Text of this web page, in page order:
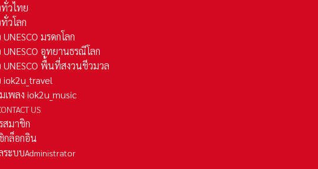
วไทย
วโลก
UNESCO มรดกโลก
UNESCO อุทยานธรณีโลก
UNESCO พื้นที่สงวนชีวมวล
iok2u_travel
เพลง iok2u_music
US
สมาชิก
กล็อกอิน
ระบบAdministrator